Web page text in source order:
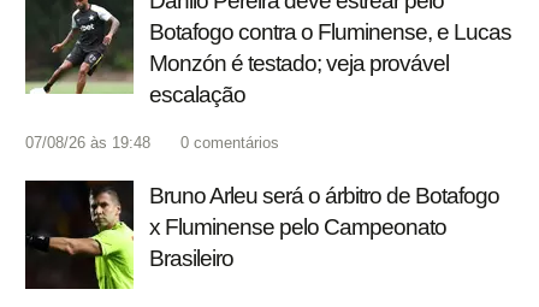
Botafogo contra o Fluminense, e Lucas
Monzón é testado; veja provável
escalação
07/08/26 às 19:48 0 comentários
Bruno Arleu será o árbitro de Botafogo
x Fluminense pelo Campeonato
Brasileiro